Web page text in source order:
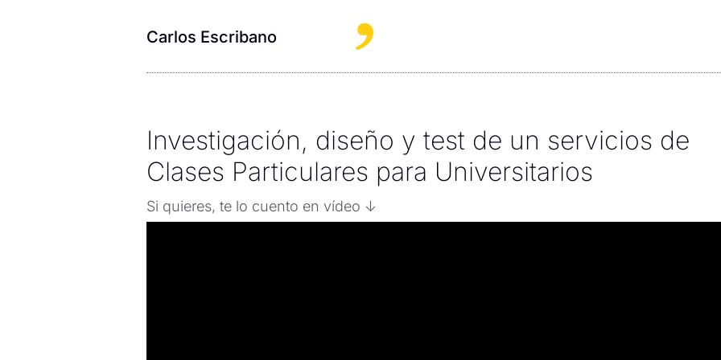
Carlos Escribano
Investigación, diseño y test de un servicios de
Clases Particulares para Universitarios
Si quieres, te lo cuento en vídeo ↓